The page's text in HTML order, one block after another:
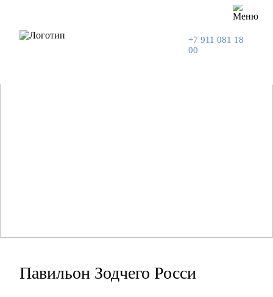
+7 911 081 18
00
Павильон Зодчего Росси